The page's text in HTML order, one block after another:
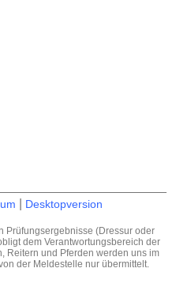
Desktopversion
Prüfungsergebnisse (Dressur oder
dem Verantwortungsbereich der
Reitern und Pferden werden uns im
der Meldestelle nur übermittelt.